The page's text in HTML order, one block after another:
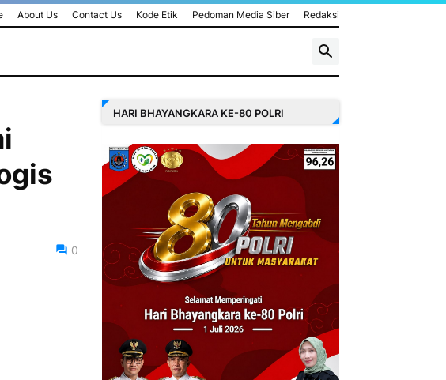
About Us Contact Us Kode Etik Pedoman Media Siber Redaksi
0
HARI BHAYANGKARA KE-80 POLRI